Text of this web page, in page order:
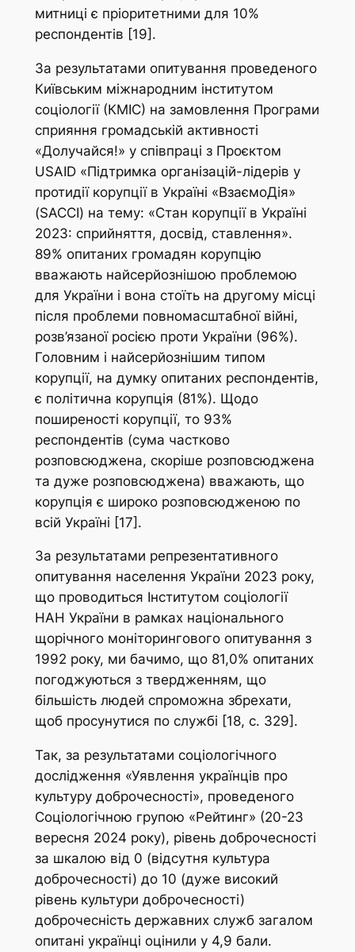
митниці є пріоритетними для 10%
респондентів [19].
За результатами опитування проведеного
Київським міжнародним інститутом
соціології (КМІС) на замовлення Програми
сприяння громадській активності
«Долучайся!» у співпраці з Проєктом
USAID «Підтримка організацій-лідерів у
протидії корупції в Україні «ВзаємоДія»
(SACCI) на тему: «Стан корупції в Україні
2023: сприйняття, досвід, ставлення».
89% опитаних громадян корупцію
вважають найсерйознішою проблемою
для України і вона стоїть на другому місці
після проблеми повномасштабної війні,
розв’язаної росією проти України (96%).
Головним і найсерйознішим типом
корупції, на думку опитаних респондентів,
є політична корупція (81%). Щодо
поширеності корупції, то 93%
респондентів (сума частково
розповсюджена, скоріше розповсюджена
та дуже розповсюджена) вважають, що
корупція є широко розповсюдженою по
всій Україні [17].
За результатами репрезентативного
опитування населення України 2023 року,
що проводиться Інститутом соціології
НАН України в рамках національного
щорічного моніторингового опитування з
1992 року, ми бачимо, що 81,0% опитаних
погоджуються з твердженням, що
більшість людей спроможна збрехати,
щоб просунутися по службі [18, с. 329].
Так, за результатами соціологічного
дослідження «Уявлення українців про
культуру доброчесності», проведеного
Соціологічною групою «Рейтинг» (20-23
вересня 2024 року), рівень доброчесності
за шкалою від 0 (відсутня культура
доброчесності) до 10 (дуже високий
рівень культури доброчесності)
доброчесність державних служб загалом
опитані українці оцінили у 4,9 бали.